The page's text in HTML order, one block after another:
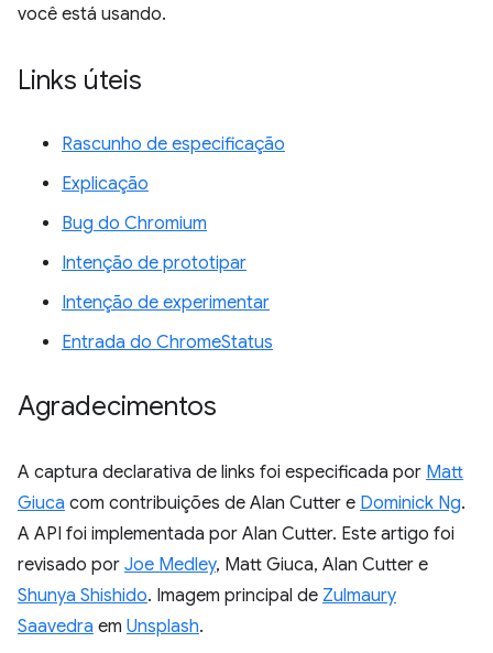
você está usando.
Links úteis
Rascunho de especificação
Explicação
Bug do Chromium
Intenção de prototipar
Intenção de experimentar
Entrada do ChromeStatus
Agradecimentos
A captura declarativa de links foi especificada por Matt
Giuca com contribuições de Alan Cutter e Dominick Ng.
A API foi implementada por Alan Cutter. Este artigo foi
revisado por Joe Medley, Matt Giuca, Alan Cutter e
Shunya Shishido. Imagem principal de Zulmaury
Saavedra em Unsplash.